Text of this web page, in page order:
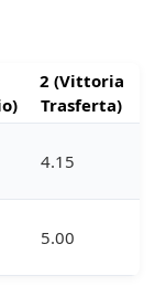
2 (Vittoria
Trasferta)
4.15
5.00